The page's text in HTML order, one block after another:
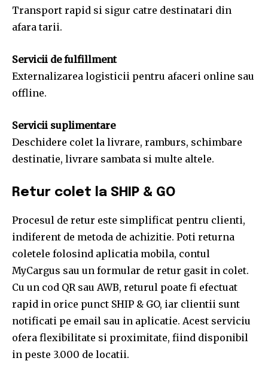
Transport rapid si sigur catre destinatari din
afara tarii.
Servicii de fulfillment
Externalizarea logisticii pentru afaceri online sau
offline.
Servicii suplimentare
Deschidere colet la livrare, ramburs, schimbare
destinatie, livrare sambata si multe altele.
Retur colet la SHIP & GO
Procesul de retur este simplificat pentru clienti,
indiferent de metoda de achizitie. Poti returna
coletele folosind aplicatia mobila, contul
MyCargus sau un formular de retur gasit in colet.
Cu un cod QR sau AWB, returul poate fi efectuat
rapid in orice punct SHIP & GO, iar clientii sunt
notificati pe email sau in aplicatie. Acest serviciu
ofera flexibilitate si proximitate, fiind disponibil
in peste 3.000 de locatii.